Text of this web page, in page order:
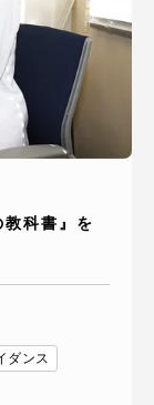
科書』を
ダンス